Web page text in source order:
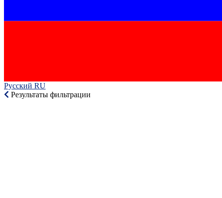
Русский RU‎
Результаты фильтрации